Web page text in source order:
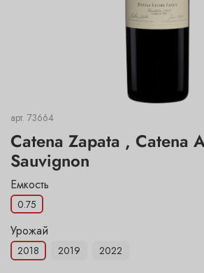
арт. 73664
Catena Zapata , Catena
Sauvignon
Емкость
0.75
Урожай
2018 2019 2022